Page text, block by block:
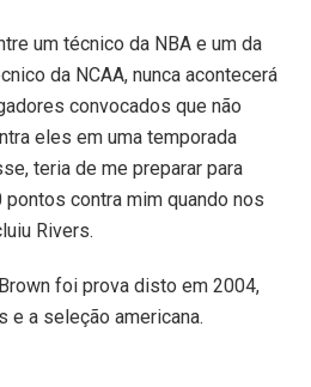
um técnico da NBA e um da
da NCAA, nunca acontecerá
convocados que não
eles em uma temporada
teria de me preparar para
contra mim quando nos
Rivers.
foi prova disto em 2004,
e a seleção americana.